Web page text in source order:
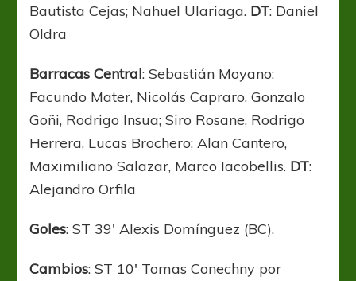
Bautista Cejas; Nahuel Ulariaga. DT: Daniel
Oldra
Barracas Central: Sebastián Moyano;
Facundo Mater, Nicolás Capraro, Gonzalo
Goñi, Rodrigo Insua; Siro Rosane, Rodrigo
Herrera, Lucas Brochero; Alan Cantero,
Maximiliano Salazar, Marco Iacobellis. DT:
Alejandro Orfila
Goles: ST 39′ Alexis Domínguez (BC).
Cambios: ST 10′ Tomas Conechny por